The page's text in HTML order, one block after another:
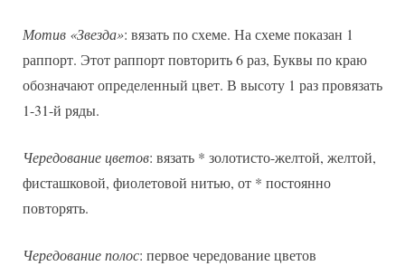
Мотив «Звезда»: вязать по схеме. На схеме показан 1
раппорт. Этот раппорт повторить 6 раз, Буквы по краю
обозначают определенный цвет. В высоту 1 раз провязать
1-31-й ряды.
Чередование цветов: вязать * золотисто-желтой, желтой,
фисташковой, фиолетовой нитью, от * постоянно
повторять.
Чередование полос: первое чередование цветов